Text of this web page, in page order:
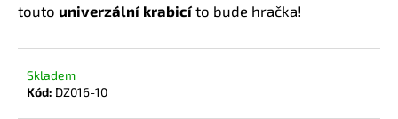
touto univerzální krabicíto bude hračka!
Skladem
Kód: DZ016-10